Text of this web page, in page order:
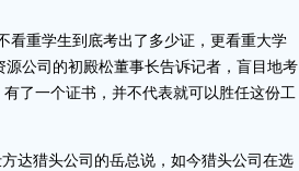
重学生到底考出了多少证，更看重大学
源公司的初殿松董事长告诉记者，盲目地考
了一个证书，并不代表就可以胜任这份工
猎头公司的岳总说，如今猎头公司在选